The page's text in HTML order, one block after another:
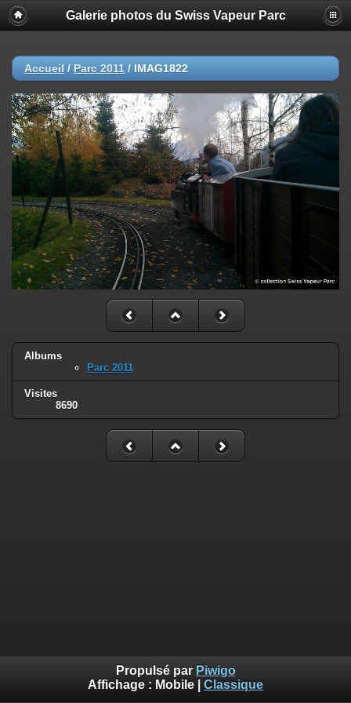
Galerie photos du Swiss Vapeur Parc
Accueil / Parc 2011 / IMAG1822
Albums
Parc 2011
Visites
8690
Propulsé par Piwigo
Affichage : Mobile Classique